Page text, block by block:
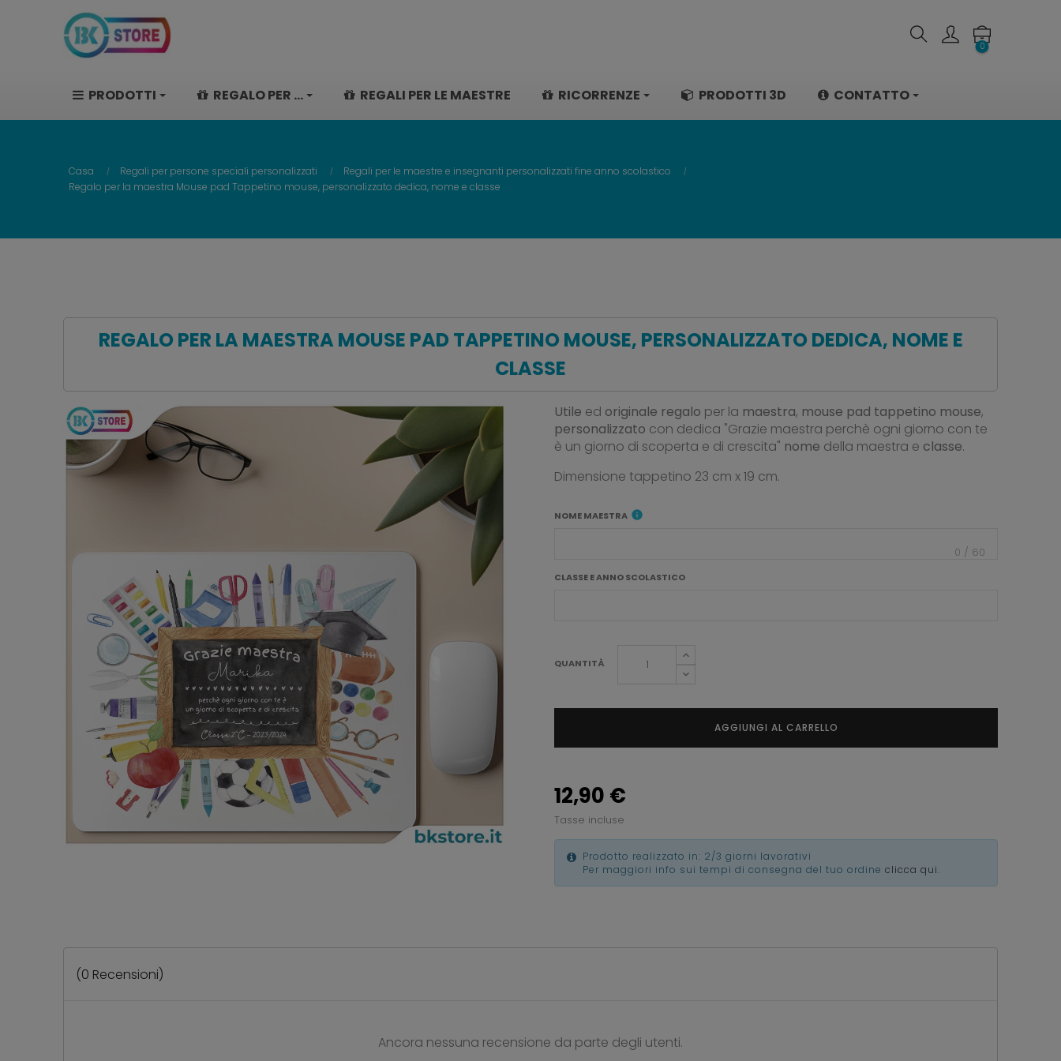
0
PRODOTTI REGALO PER ... REGALI PER LE MAESTRE RICORRENZE PRODOTTI 3D CONTATTO
Casa Regali per persone speciali personalizzati
Regali per le maestre e insegnanti personalizzati fine anno scolastico
Regalo per la maestra Mouse pad Tappetino mouse, personalizzato dedica, nome e classe
REGALO PER LA MAESTRA MOUSE PAD TAPPETINO MOUSE, PERSONALIZZATO DEDICA, NOME E
CLASSE
Utile ed originale regalo per la maestra, mouse pad tappetino mouse,
personalizzato con dedica "Grazie maestra perchè ogni giorno con te
è un giorno di scoperta e di crescita" nome della maestra e classe.
Dimensione tappetino 23 cm x 19 cm.
NOME MAESTRA info
0 / 60
CLASSE E ANNO SCOLASTICO
QUANTITÀ
AGGIUNGI AL CARRELLO
12,90 €
Tasse incluse
Prodotto realizzato in: 2/3 giorni lavorativi
Per maggiori info sui tempi di consegna del tuo ordine clicca qui.
(0 Recensioni)
Ancora nessuna recensione da parte degli utenti.